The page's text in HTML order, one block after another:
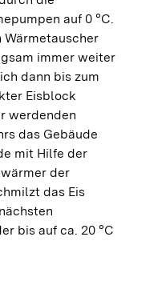
auf 0 °C.
immer weiter
dann bis zum
Eisblock
werdenden
das Gebäude
mit Hilfe der
der
das Eis
bis auf ca. 20 °C